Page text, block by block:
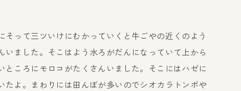
そって三ツいけにむかっていくと牛ごやの近くのよう
いました。そこはよう水ろがだんになっていて上から
ところにモロコがたくさんいました。そこにはハゼに
たよ。まわりには田んぼが多いのでシオカラトンボや